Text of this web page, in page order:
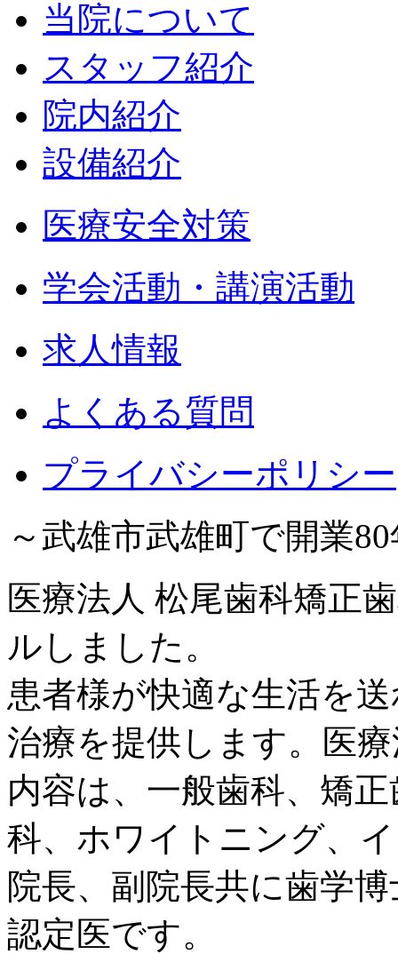
当院について
スタッフ紹介
院内紹介
設備紹介
医療安全対策
学会活動・講演活動
求人情報
よくある質問
プライバシーポリシー
～武雄市武雄町で開業
医療法人 松尾歯科矯正
ルしました。
患者様が快適な生活を
治療を提供します。医
内容は、一般歯科、矯
科、ホワイトニング、
院長、副院長共に歯学
認定医です。